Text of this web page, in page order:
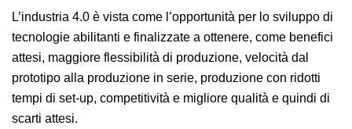
L’industria 4.0 è vista come l’opportunità per lo
sviluppo di tecnologie abilitanti e finalizzate a ottenere,
come benefici attesi, maggiore flessibilità di
produzione, velocità dal prototipo alla produzione in
serie, produzione con ridotti tempi di set-up,
competitività e migliore qualità e quindi di scarti attesi.